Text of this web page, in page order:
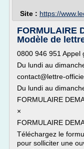
Site : https://
FORMULAIRE
Modèle de
0800 946 951 Appel
Du lundi au
contact@lettre-
Du lundi au
FORMULAIRE
×
FORMULAIRE
Téléchargez le
pour solliciter une